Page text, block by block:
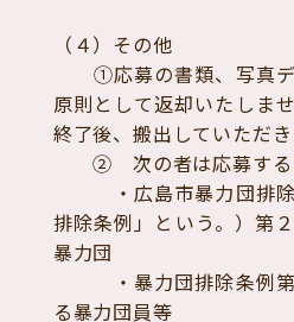
（４）その他
①応募の書類、写真デ
原則として返却いたしま
終了後、搬出していただき
② 次の者は応募するこ
・広島市暴力団排除
排除条例」という。）第
暴力団
・暴力団排除条例第
る暴力団員等